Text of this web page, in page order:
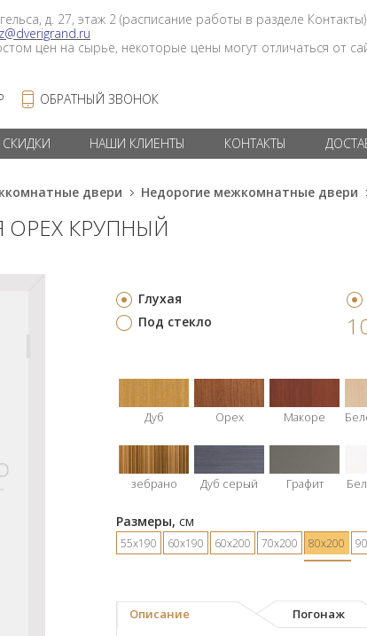
д. 27, этаж 2 (расписание работы в разделе Контакты).
цен на сырье, некоторые цены могут отличаться от
ОБРАТНЫЙ ЗВОНОК
НАШИ КЛИЕНТЫ КОНТАКТЫ
двери Недорогие межкомнатные двери
ОРЕХ КРУПНЫЙ
Глухая
Под стекло
Дуб Орех Макоре
зебрано Дуб серый Графит
Размеры, см
55х190 60х190 60х200 70х200 80х200
Описание Погонаж